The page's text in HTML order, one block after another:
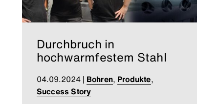
Durchbruch in
hochwarmfestem Stahl
04.09.2024| Bohren, Produkte,
Success Story